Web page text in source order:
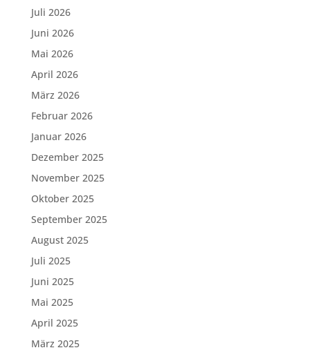
Juli 2026
Juni 2026
Mai 2026
April 2026
März 2026
Februar 2026
Januar 2026
Dezember 2025
November 2025
Oktober 2025
September 2025
August 2025
Juli 2025
Juni 2025
Mai 2025
April 2025
März 2025